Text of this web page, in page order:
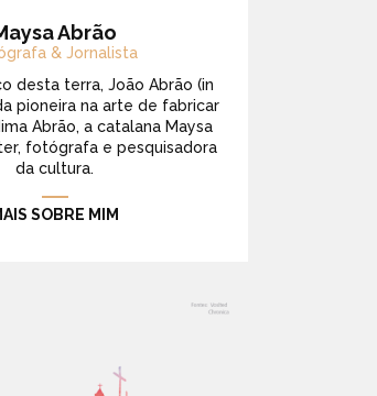
Abrão
& Jornalista
desta terra, João Abrão (in
pioneira na arte de fabricar
Abrão, a catalana Maysa
fotógrafa e pesquisadora
da cultura.
SOBRE MIM